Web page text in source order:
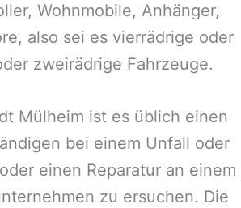
Wohnmobile, Anhänger,
also sei es vierrädrige oder
zweirädrige Fahrzeuge.
Mülheim ist es üblich einen
bei einem Unfall oder
einen Reparatur an einem
zu ersuchen. Die